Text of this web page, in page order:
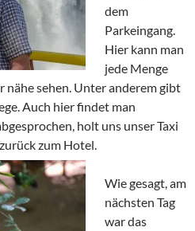
dem
Parkeingang.
Hier kann man
jede Menge
nähe sehen. Unter anderem gibt
Auch hier findet man
holt uns unser Taxi
zum Hotel.
Wie gesagt, am
nächsten Tag
war das